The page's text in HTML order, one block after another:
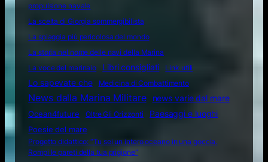
propulsione navale
La scelta di Giorgia sommergibilista
La spiaggia più pericolosa del mondo
La storia nel nome delle navi della Marina
La voce del marinaio
Libri consigliati Link utili
Lo sapevate che Medicina di Combattimento
News dalla Marina Militare
news varie dal mare
Ocean4future
Oltre Gli Orizzonti
Paesaggi e luoghi
Poesie del mare
Progetto didattico: “Tu sei un intero oceano in una goccia.
Rompi le pareti della tua prigione”